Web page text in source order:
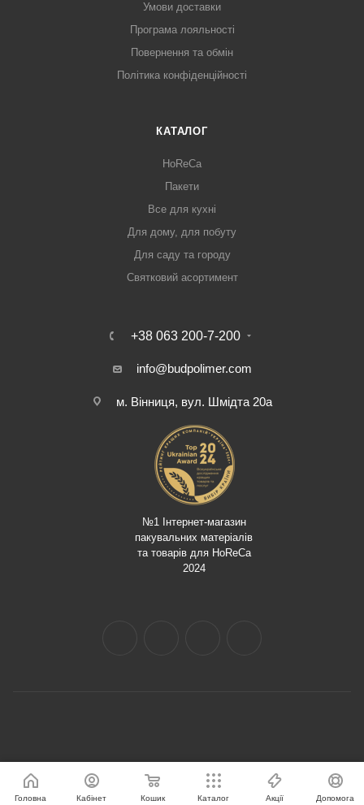
Умови доставки
Програма лояльності
Повернення та обмін
Політика конфіденційності
КАТАЛОГ
HoReCa
Пакети
Все для кухні
Для дому, для побуту
Для саду та городу
Святковий асортимент
+38 063 200-7-200
info@budpolimer.com
м. Вінниця, вул. Шмідта 20а
№1 Інтернет-магазин
пакувальних матеріалів
та товарів для HoReCa
2024
Головна Кабінет Кошик Каталог Акції Допомога